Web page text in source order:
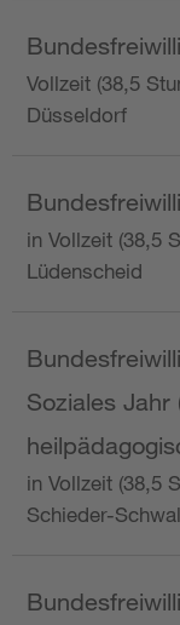
Vollzeit (38,5
Düsseldorf
in Vollzeit (38,5
Lüdenscheid
Soziales Jahr
in Vollzeit (38,5
Schieder-